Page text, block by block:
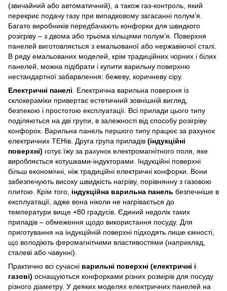
(звичайний або автоматичний), а також газ-контроль, який
перекриє подачу газу при випадковому загасанні полум’я.
Багато виробників передбачають конфорки для швидкого
розігріву – з двома або трьома кільцями полум’я. Поверхня
панелей виготовляється з емальованої або нержавіючої сталі.
В ряду емальованих моделей, крім традиційних чорних і білих
панелей, можна підібрати і купити варильну поверхню
нестандартної забарвлення: бежеву, коричневу сіру.
Електричні панелі . Електрична варильна поверхня із
склокераміки привертає естетичний зовнішній вигляд,
безпекою і простотою експлуатації. Всі прилади цього типу
поділяються на дві групи, в залежності від способу розігріву
конфорок. Варильна панель першого типу працює за рахунок
електричних ТЕНів. Друга група приладів (індукційні
поверхні) готує їжу за рахунок електромагнітного поля, яке
виробляється котушками-індукторами. Індукційні поверхні
більш економічні, ніж традиційні електричні конфорки. Вони
забезпечують високу швидкість нагріву, порівнянну з газовою
плитою. Крім того, індукційна варильна панель безпечніше в
експлуатації, адже вона ніколи не нагрівається до
температури вище +80 градусів. Єдиний недолік таких
приладів – обмеження щодо використання посуду. Для
приготування на індукційній поверхні підходять лише ємності,
що володіють феромагнітними властивостями (наприклад,
сталеві або чавунні).
Практично всі сучасні варильні поверхні (електричні і
газові) оснащуються конфорками різних розмірів для посуду
різного діаметру. У деяких моделях електричних панелей на